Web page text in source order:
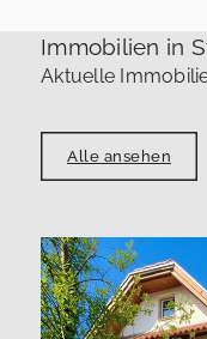
Immobilien in
Aktuelle
Alle ansehen